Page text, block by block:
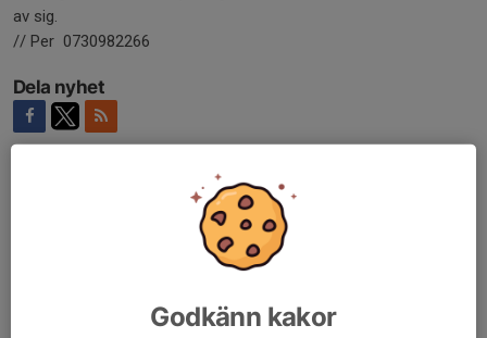
av sig.
// Per 0730982266
Dela nyhet
11 nov 2022
Otroligt roligt och jäkligt härligt gäng vi fått ihop. Riktigt
taggad på seriestart mot slutet av april i vår!!
Niklas Arvidsson
21 nov 2022
Godkänn kakor